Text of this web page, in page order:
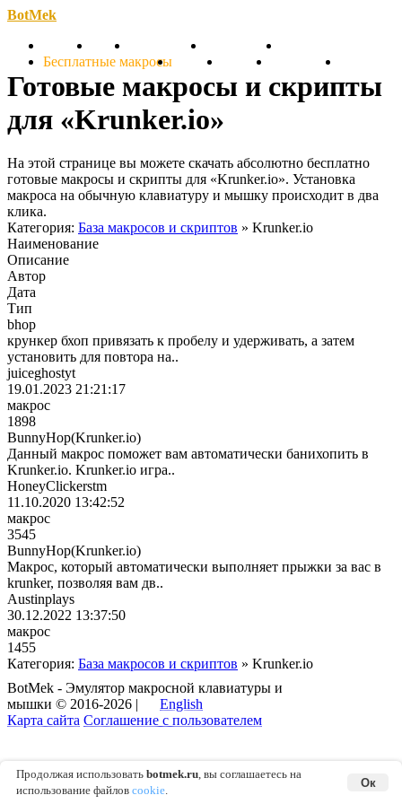
BotMek
Скачать
Обзор Обновления Инструкция
Бесплатные макросы Тарифы Отзывы Поддержка
Готовые макросы и скрипты
для «Krunker.io»
На этой странице вы можете скачать абсолютно бесплатно
готовые макросы и скрипты для «Krunker.io». Установка
макроса на обычную клавиатуру и мышку происходит в два
клика.
Категория: База макросов и скриптов » Krunker.io
Наименование
Описание
Автор
Дата
Тип
bhop
крункер бхоп привязать к пробелу и удерживать, а затем
установить для повтора на..
juiceghostyt
19.01.2023 21:21:17
макрос
1898
BunnyHop(Krunker.io)
Данный макрос поможет вам автоматически банихопить в
Krunker.io. Krunker.io игра..
HoneyClickerstm
11.10.2020 13:42:52
макрос
3545
BunnyHop(Krunker.io)
Макрос, который автоматически выполняет прыжки за вас в
krunker, позволяя вам дв..
Austinplays
30.12.2022 13:37:50
макрос
1455
Категория: База макросов и скриптов » Krunker.io
BotMek - Эмулятор макросной клавиатуры и
мышки © 2016-2026 |
English
Карта сайта Соглашение с пользователем